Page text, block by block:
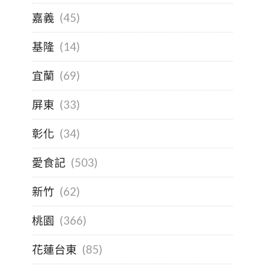
嘉義 (45)
基隆 (14)
宜蘭 (69)
屏東 (33)
彰化 (34)
愛食記 (503)
新竹 (62)
桃園 (366)
花蓮台東 (85)